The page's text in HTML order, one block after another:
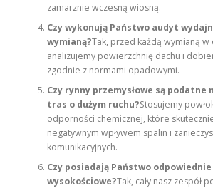
zamarznie wczesną wiosną.
Czy wykonują Państwo audyt
wymianą?Tak, przed każdą wymianą
analizujemy powierzchnię dachu i
zgodnie z normami opadowymi.
Czy rynny przemysłowe są podatne
tras o dużym ruchu?Stosujemy
odporności chemicznej, które
negatywnym wpływem spalin i
komunikacyjnych.
Czy posiadają Państwo
wysokościowe?Tak, cały nasz zespół